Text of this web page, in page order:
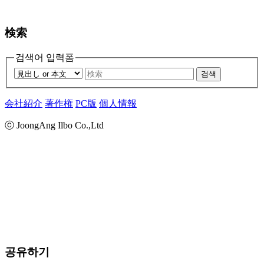
検索
검색어 입력폼
검색
会社紹介 著作権 PC版 個人情報
ⓒ JoongAng Ilbo Co.,Ltd
공유하기